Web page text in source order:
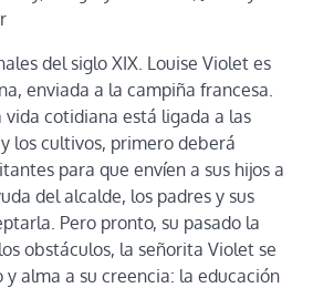
del siglo XIX. Louise Violet es
enviada a la campiña francesa.
vida cotidiana está ligada a las
los cultivos, primero deberá
para que envíen a sus hijos a
del alcalde, los padres y sus
Pero pronto, su pasado la
obstáculos, la señorita Violet se
alma a su creencia: la educación